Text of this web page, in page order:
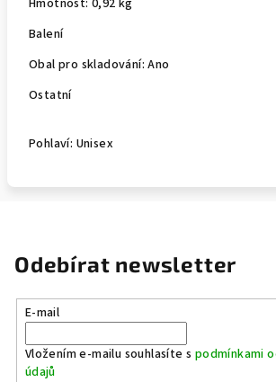
Hmotnost:0,92 kg
Balení
Obal pro skladování:Ano
Ostatní
Pohlaví: Unisex
Odebírat newsletter
E-mail
Vložením e-mailu souhlasíte s podmínkami
údajů